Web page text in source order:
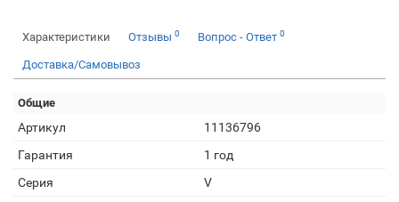
Характеристики Отзывы 0 Вопрос - Ответ 0
Доставка/Самовывоз
Общие
Артикул
11136796
Гарантия
1 год
Серия
V